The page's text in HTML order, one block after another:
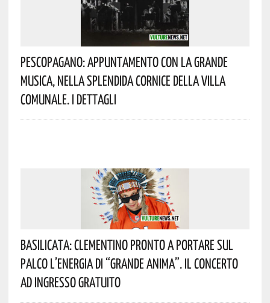
Pescopagano: Appuntamento Con La Grande
Musica, Nella Splendida Cornice Della Villa
Comunale. I Dettagli
Basilicata: Clementino Pronto A Portare Sul
Palco L’energia Di “Grande Anima”. Il Concerto
Ad Ingresso Gratuito